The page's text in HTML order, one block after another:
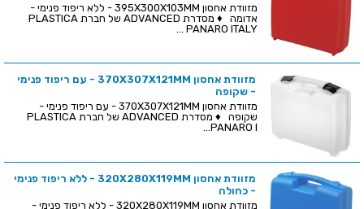
מזוודת אחסון 395X300X103MM - ללא ריפוד פנימי -
אדומה ♦ מסדרת ADVANCED של חברת PLASTICA
PANARO ITALY ...
מזוודת אחסון 370X307X121MM - עם ריפוד פנימי
- שקופה
מזוודת אחסון 370X307X121MM - עם ריפוד פנימי -
שקופה ♦ מסדרת ADVANCED של חברת PLASTICA
PANARO I...
מזוודת אחסון 320X280X119MM - ללא ריפוד פנימי
- כחולה
מזוודת אחסון 320X280X119MM - ללא ריפוד פנימי -